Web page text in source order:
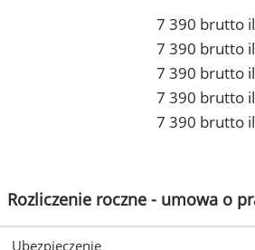
7 390 brutto
7 390 brutto
7 390 brutto
7 390 brutto
7 390 brutto
Rozliczenie roczne - umowa o
Ubezpieczenie